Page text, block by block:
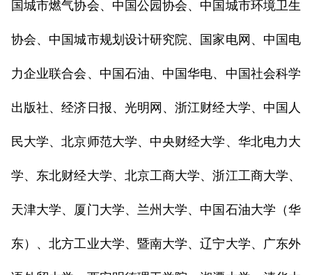
国城市燃气协会、中国公园协会、中国城市环境卫生
协会、中国城市规划设计研究院、国家电网、中国电
力企业联合会、中国石油、中国华电、中国社会科学
出版社、经济日报、光明网、浙江财经大学、中国人
民大学、北京师范大学、中央财经大学、华北电力大
学、东北财经大学、北京工商大学、浙江工商大学、
天津大学、厦门大学、兰州大学、中国石油大学（华
东）、北方工业大学、暨南大学、辽宁大学、广东外